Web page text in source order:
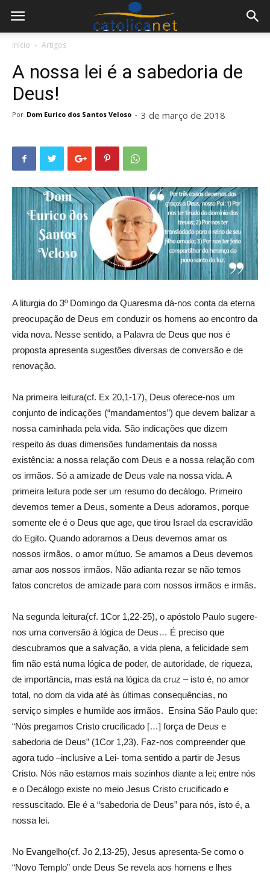
Início Artigos
A nossa lei é a sabedoria de
Deus!
Por Dom Eurico dos Santos Veloso - 3 de março de 2018
A liturgia do 3º Domingo da Quaresma dá-nos conta da eterna
preocupação de Deus em conduzir os homens ao encontro da
vida nova. Nesse sentido, a Palavra de Deus que nos é
proposta apresenta sugestões diversas de conversão e de
renovação.
Na primeira leitura(cf. Ex 20,1-17), Deus oferece-nos um
conjunto de indicações (“mandamentos”) que devem balizar a
nossa caminhada pela vida. São indicações que dizem
respeito às duas dimensões fundamentais da nossa
existência: a nossa relação com Deus e a nossa relação com
os irmãos. Só a amizade de Deus vale na nossa vida. A
primeira leitura pode ser um resumo do decálogo. Primeiro
devemos temer a Deus, somente a Deus adoramos, porque
somente ele é o Deus que age, que tirou Israel da escravidão
do Egito. Quando adoramos a Deus devemos amar os
nossos irmãos, o amor mútuo. Se amamos a Deus devemos
amar aos nossos irmãos. Não adianta rezar se não temos
fatos concretos de amizade para com nossos irmãos e irmãs.
Na segunda leitura(cf. 1Cor 1,22-25), o apóstolo Paulo sugere-
nos uma conversão à lógica de Deus… É preciso que
descubramos que a salvação, a vida plena, a felicidade sem
fim não está numa lógica de poder, de autoridade, de riqueza,
de importância, mas está na lógica da cruz – isto é, no amor
total, no dom da vida até às últimas consequências, no
serviço simples e humilde aos irmãos. Ensina São Paulo que:
“Nós pregamos Cristo crucificado […] força de Deus e
sabedoria de Deus” (1Cor 1,23). Faz-nos compreender que
agora tudo –inclusive a Lei- toma sentido a partir de Jesus
Cristo. Nós não estamos mais sozinhos diante a lei; entre nós
e o Decálogo existe no meio Jesus Cristo crucificado e
ressuscitado. Ele é a “sabedoria de Deus” para nós, isto é, a
nossa lei.
No Evangelho(cf. Jo 2,13-25), Jesus apresenta-Se como o
“Novo Templo” onde Deus Se revela aos homens e lhes